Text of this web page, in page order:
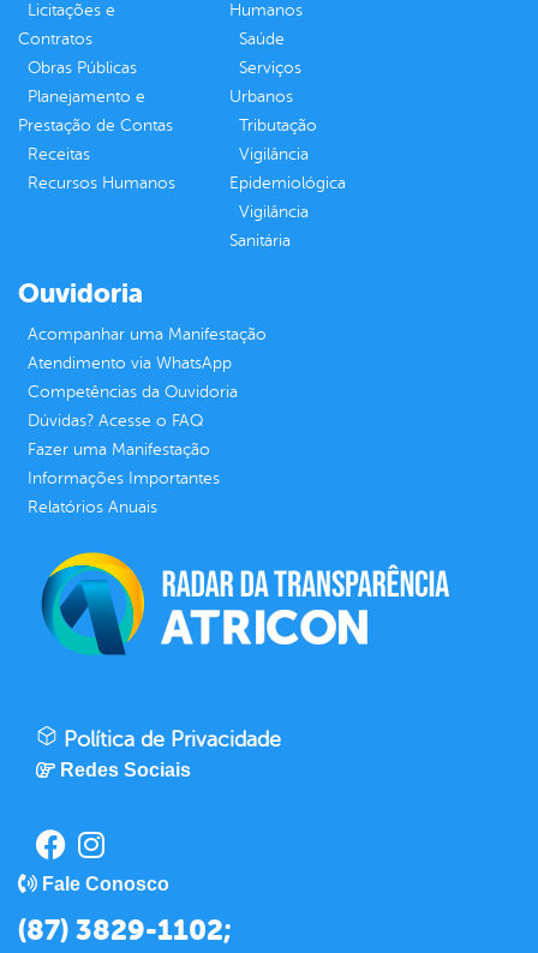
Licitações e
Contratos
Obras Públicas
Planejamento e
Prestação de Contas
Receitas
Recursos Humanos
Humanos
Saúde
Serviços
Urbanos
Tributação
Vigilância
Epidemiológica
Vigilância
Sanitária
Ouvidoria
Acompanhar uma Manifestação
Atendimento via WhatsApp
Competências da Ouvidoria
Dúvidas? Acesse o FAQ
Fazer uma Manifestação
Informações Importantes
Relatórios Anuais
Política de Privacidade
Redes Sociais
Fale Conosco
(87) 3829-1102;